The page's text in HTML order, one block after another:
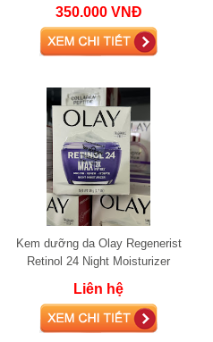
350.000 VNĐ
Kem dưỡng da Olay Regenerist
Retinol 24 Night Moisturizer
Liên hệ